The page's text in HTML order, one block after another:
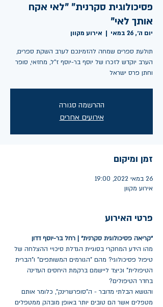
פסיכולוגית סקרנית" "לאי אקח
אותך לאי"
יום ה׳, 26 במאי
  |
אירוע מקוון
הערב יוקדש לזכרו של יוסף בר-יוסף ז"ל, מחזאי, סופר
וחתן פרס ישראל
ההרשמה סגורה
אירועים אחרים
זמן ומיקום
26 במאי 2022, 19:00
אירוע מקוון
פרטי האירוע
״קריאה פסיכולוגית סקרנית״ | רחל בר-יוסף דדון
מהו הידע המחקרי בסוגיית הגדלת סיכויי ההצלחה של
טיפול פסיכולוגי? מהם "הגורמים המשותפים" ו"הברית
הטיפולית" וכיצד ליישמם ברקמת היחסים העדינה
בחדר הטיפולים?
והנושא הבלתי מדובר - ה"סופרשרינק", כלומר אותם
מטפלים אשר הם טובים יותר באופן מובהק ממטפלים